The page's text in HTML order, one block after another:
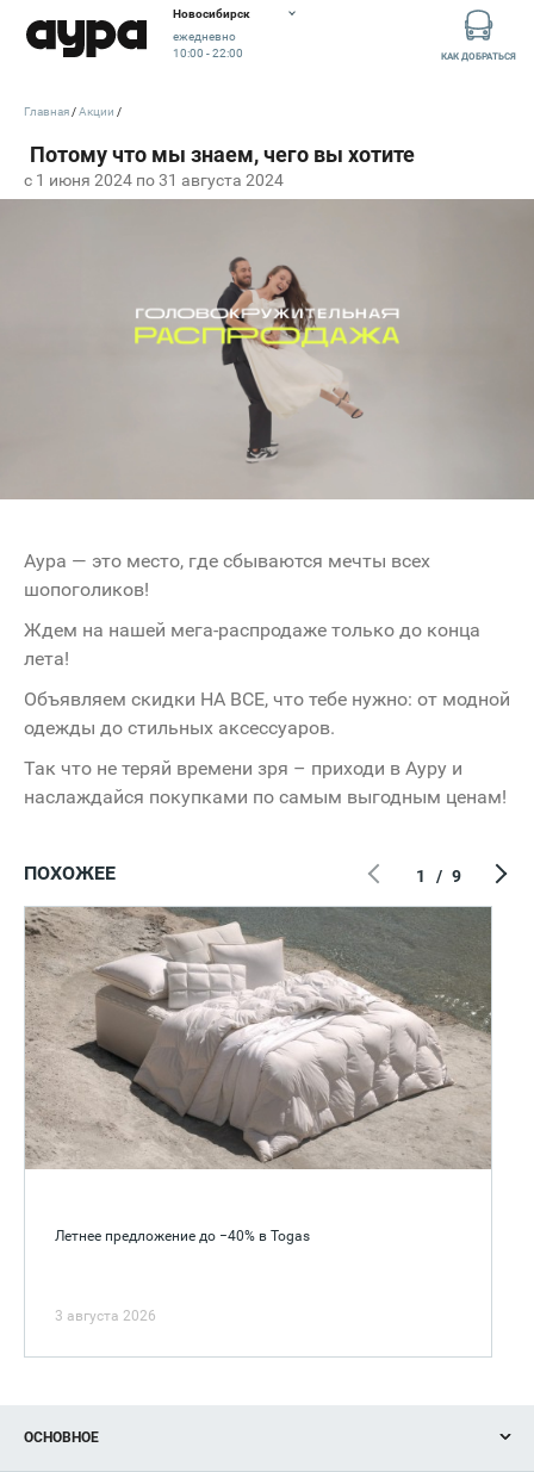
Новосибирск
ежедневно
10:00 - 22:00
КАК ДОБРАТЬСЯ
c 1 июня 2024 по 31 августа 2024
Главная Акции
Аура — это место, где сбываются мечты всех
шопоголиков!
Ждем на нашей мега-распродаже только до конца
лета!
Объявляем скидки НА ВСЕ, что тебе нужно: от модной
одежды до стильных аксессуаров.
Так что не теряй времени зря – приходи в Ауру и
наслаждайся покупками по самым выгодным ценам!
ПОХОЖЕЕ
Летнее предложение до −40% в Togas
3 августа 2026
1 / 9
ОСНОВНОЕ